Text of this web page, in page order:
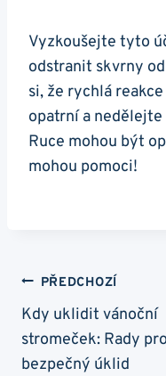
Vyzkoušejte tyto
odstranit skvrny
si, že rychlá
opatrní a
Ruce mohou být
mohou pomoci!
Navigace
Pro
Příspěvek
PŘEDCHOZÍ
Kdy uklidit vánoční
stromeček: Rady pro
bezpečný úklid